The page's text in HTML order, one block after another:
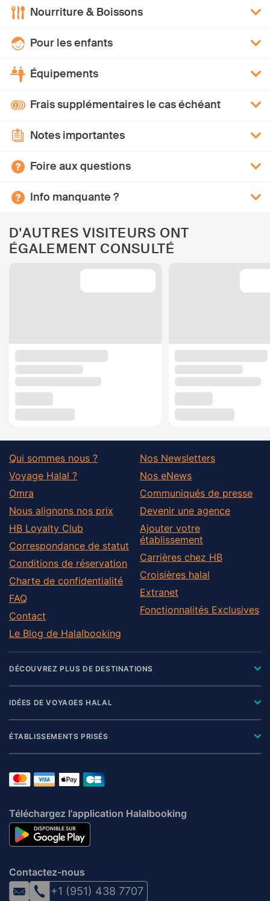
Nourriture & Boissons
Pour les enfants
Équipements
Frais supplémentaires le cas échéant
Notes importantes
Foire aux questions
Info manquante ?
D'AUTRES VISITEURS ONT
ÉGALEMENT CONSULTÉ
Qui sommes nous ?
Voyage Halal ?
Omra
Nous alignons nos prix
HB Loyalty Club
Correspondance de statut
Conditions de réservation
Charte de confidentialité
FAQ
Contact
Le Blog de Halalbooking
Nos Newsletters
Nos eNews
Communiqués de presse
Devenir une agence
Ajouter votre
établissement
Carrières chez HB
Croisières halal
Extranet
Fonctionnalités Exclusives
DÉCOUVREZ PLUS DE DESTINATIONS
IDÉES DE VOYAGES HALAL
ÉTABLISSEMENTS PRISÉS
Téléchargez l'application Halalbooking
Contactez-nous
+1 (951) 438 7707